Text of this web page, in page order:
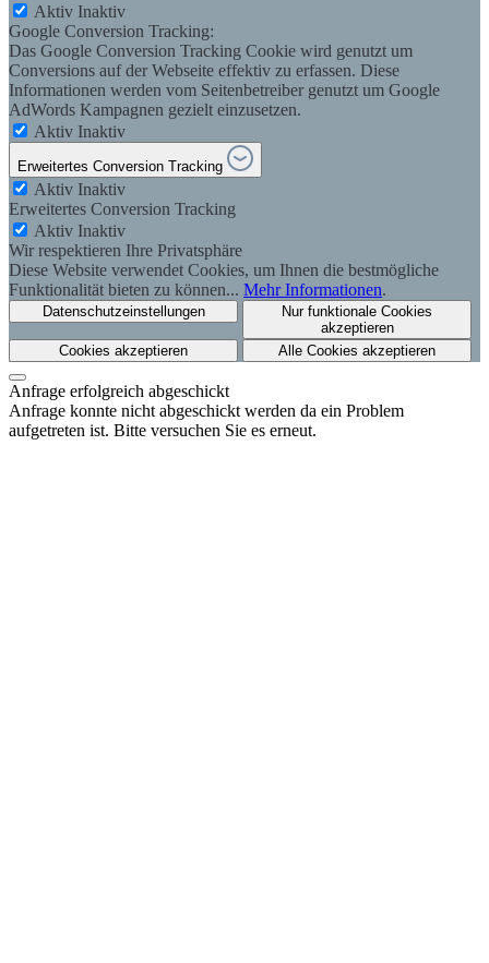
Aktiv Inaktiv
Google Conversion Tracking:
Das Google Conversion Tracking Cookie wird genutzt um
Conversions auf der Webseite effektiv zu erfassen. Diese
Informationen werden vom Seitenbetreiber genutzt um Google
AdWords Kampagnen gezielt einzusetzen.
Aktiv Inaktiv
Erweitertes Conversion Tracking
Aktiv Inaktiv
Erweitertes Conversion Tracking
Aktiv Inaktiv
Wir respektieren Ihre Privatsphäre
Diese Website verwendet Cookies, um Ihnen die bestmögliche
Funktionalität bieten zu können... Mehr Informationen.
Datenschutzeinstellungen
Nur funktionale Cookies
akzeptieren
Cookies akzeptieren
Alle Cookies akzeptieren
Anfrage erfolgreich abgeschickt
Anfrage konnte nicht abgeschickt werden da ein Problem
aufgetreten ist. Bitte versuchen Sie es erneut.